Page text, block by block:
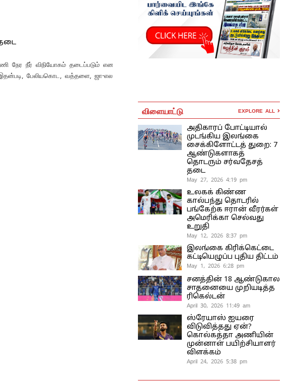
நேர நீர் விநியோகம் தடைப்படும் என
பேலியகொட, வத்தளை, ஜா-எல
விளையாட்டு EXPLORE ALL
அதிகாரப் போட்டியால்
முடங்கிய இலங்கை
சைக்கிளோட்டத் துறை: 7
ஆண்டுகளாகத்
தொடரும் சர்வதேசத்
தடை
May 27, 2026 4:19 pm
உலகக் கிண்ண
கால்பந்து தொடரில்
பங்கேற்க ஈரான் வீரர்கள்
அமெரிக்கா செல்வது
உறுதி
May 12, 2026 8:37 pm
இலங்கை கிரிக்கெட்டை
கட்டியெழுப்ப புதிய திட்டம்
May 1, 2026 6:28 pm
சனத்தின் 18 ஆண்டுகால
சாதனையை முறியடித்த
ரிகெல்டன்
April 30, 2026 11:49 am
ஸ்ரேயாஸ் ஐயரை
விடுவித்தது ஏன்?
கொல்கத்தா அணியின்
முன்னாள் பயிற்சியாளர்
விளக்கம்
April 24, 2026 5:38 pm